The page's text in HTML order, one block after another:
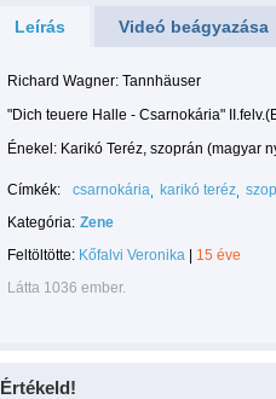
Leírás Videó beágyazása
Richard Wagner: Tannhäuser
"Dich teuere Halle - Csarnokária"
Énekel: Karikó Teréz, szoprán (magyar
Címkék: csarnokária karikó teréz
Kategória: Zene
Feltöltötte: Kőfalvi Veronika
15 éve
Látta 1036 ember.
Értékeld!